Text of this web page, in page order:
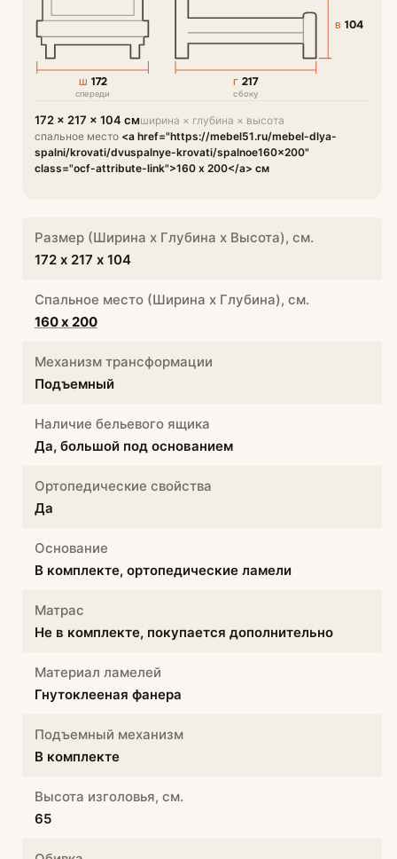
Ш 172 Г 217
В 104
спереди сбоку
172 × 217 × 104 смширина × глубина × высота
спальное место <a href="https://mebel51.ru/mebel-dlya-
spalni/krovati/dvuspalnye-krovati/spalnoe160x200"
class="ocf-attribute-link">160 х 200</a> см
Размер (Ширина х Глубина х Высота), см.
172 х 217 х 104
Спальное место (Ширина х Глубина), см.
160 х 200
Механизм трансформации
Подъемный
Наличие бельевого ящика
Да, большой под основанием
Ортопедические свойства
Да
Основание
В комплекте, ортопедические ламели
Матрас
Не в комплекте, покупается дополнительно
Материал ламелей
Гнутоклееная фанера
Подъемный механизм
В комплекте
Высота изголовья, см.
65